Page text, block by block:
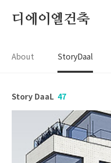
디에이엘건축
About StoryDaal
Story DaaL 47